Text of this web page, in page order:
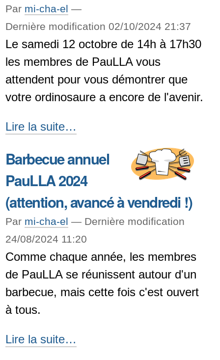
seconde
vie
réparation
Par mi-cha-el —
Dernière modification 02/10/2024 21:37
Le samedi 12 octobre de 14h à 17h30
les membres de PauLLA vous
attendent pour vous démontrer que
votre ordinosaure a encore de l'avenir.
PauLLA
Village
de
la
seconde
et
de
la
réparation
Lire la suite…
Barbecue annuel
PauLLA 2024
(attention, avancé à vendredi !)
Par mi-cha-el — Dernière modification
24/08/2024 11:20
Comme chaque année, les membres
de PauLLA se réunissent autour d'un
barbecue, mais cette fois c'est ouvert
à tous.
Barbecue
Lire la suite…